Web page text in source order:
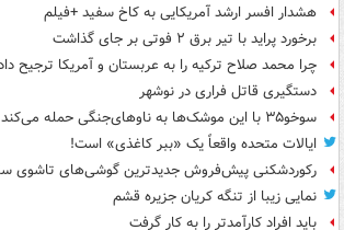
هشدار افسر ارشد آمریکایی به کاخ سفید +فیلم
برخورد پراید با تیر برق ۲ فوتی بر جای گذاشت
چرا محمد صلاح ترکیه را به عربستان و آمریکا ترجیح
دستگیری قاتل فراری در نوشهر
سوخو۳۵ با این موشک‌ها به ناوهای‌جنگی حمله می‌کند
ایالات متحده واقعاً یک «ببر کاغذی» است!
رکوردشکنی پیش‌فروش جدیدترین گوشی‌های تاشوی
نمایی زیبا از تنگه کریان جزیره قشم
باید افراد کارآمدتر را به کار گرفت